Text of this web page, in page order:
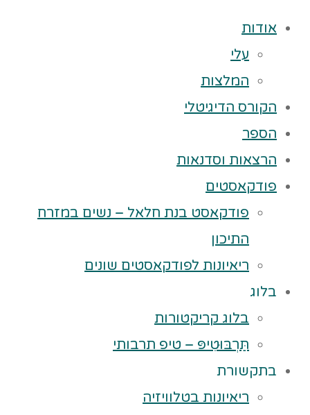
אודות
עלי
המלצות
הקורס הדיגיטלי
הספר
הרצאות וסדנאות
פודקאסטים
פודקאסט בנת חלאל – נשים במזרח
התיכון
ריאיונות לפודקאסטים שונים
בלוג
בלוג קריקטורות
תַּרְבּוּטִיפּ – טיפ תרבותי
בתקשורת
ריאיונות בטלוויזיה